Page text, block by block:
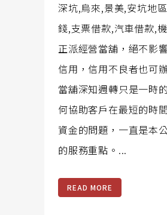
深坑,烏來,景美,安坑地
錢,支票借款,汽車借款,
正派經營當舖，絕不影
信用，信用不良者也可
當舖深知週轉只是一時
何協助客戶在最短的時
資金的問題，一直是本
的服務重點。...
READ MORE